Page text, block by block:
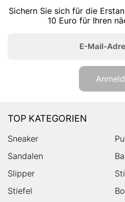
Sichern Sie sich für die
10 Euro für Ihren
E-Mail-
TOP KATEGORIEN
Sneaker
Sandalen
Slipper
Stiefel